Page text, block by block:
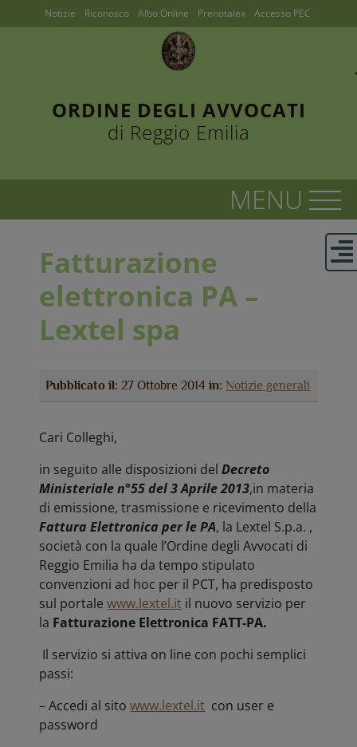
ORDINE DEGLI AVVOCATI
di Reggio Emilia
Notizie Riconosco Albo Online Prenotalex Accesso PEC
Fatturazione
elettronica PA –
Lextel spa
Pubblicato il: 27 Ottobre 2014in: Notizie generali
Cari Colleghi,
in seguito alle disposizioni delDecreto
Ministeriale n°55 del 3 Aprile 2013,in materia
di emissione, trasmissione e ricevimento della
Fattura Elettronica per le PA, la Lextel S.p.a. ,
società con la quale l’Ordine degli Avvocati di
Reggio Emilia ha da tempo stipulato
convenzioni ad hoc per il PCT, ha predisposto
sul portalewww.lextel.it il nuovo servizio per
la Fatturazione Elettronica FATT-PA.
Il servizio si attiva on line con pochi semplici
passi:
– Accedi al sitowww.lextel.it con user e
password